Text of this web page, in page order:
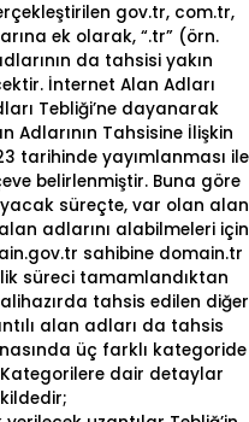
gov.tr, com.tr,
ek olarak, “.tr” (örn.
da tahsisi yakın
İnternet Alan Adları
Tebliği’ne dayanarak
Adlarının Tahsisine İlişkin
tarihinde yayımlanması ile
belirlenmiştir. Buna göre
süreçte, var olan alan
adlarını alabilmeleri için
sahibine domain.tr
süreci tamamlandıktan
tahsis edilen diğer
alan adları da tahsis
üç farklı kategoride
dair detaylar